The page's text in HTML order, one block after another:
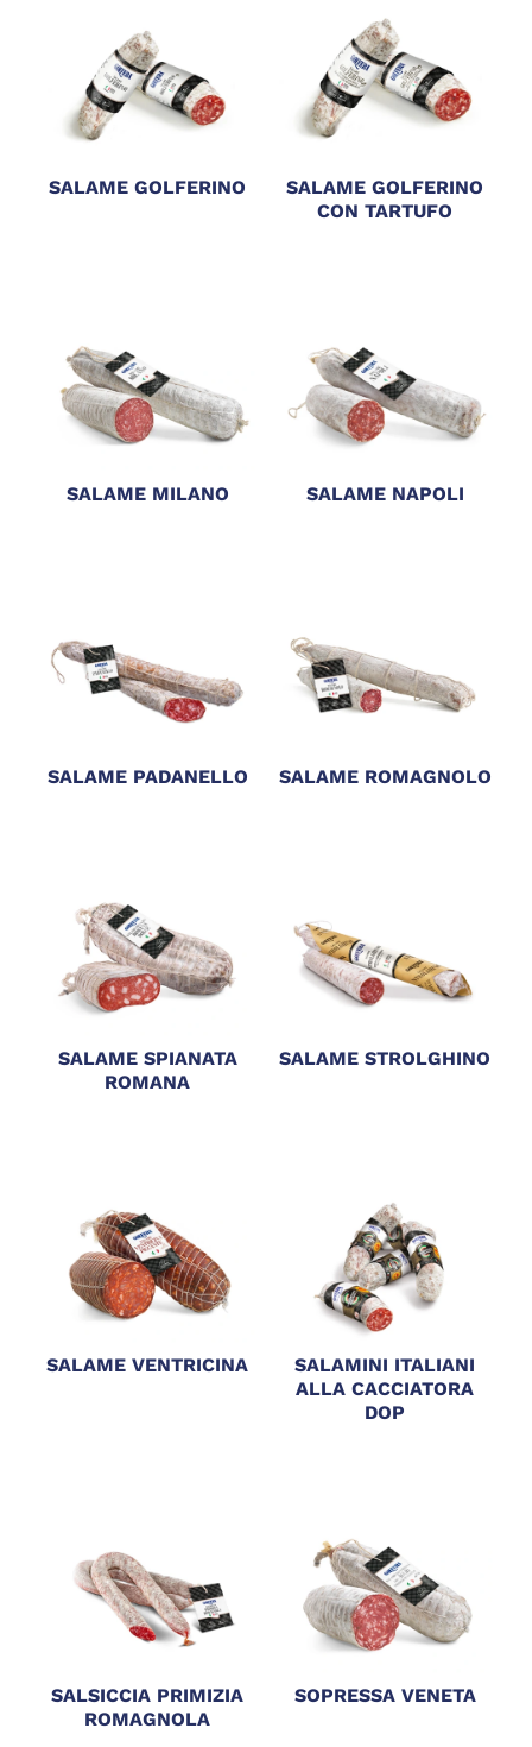
SALAME GOLFERINO
SALAME GOLFERINO
CON TARTUFO
SALAME MILANO SALAME NAPOLI
SALAME PADANELLO SALAME ROMAGNOLO
SALAME SPIANATA
ROMANA
SALAME STROLGHINO
SALAME VENTRICINA
SALAMINI ITALIANI
ALLA CACCIATORA
DOP
SALSICCIA PRIMIZIA
ROMAGNOLA
SOPRESSA VENETA